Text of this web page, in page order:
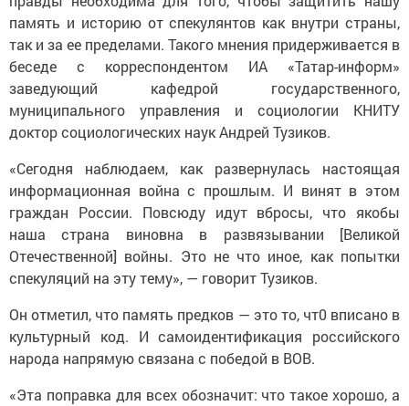
память и историю от спекулянтов как внутри страны,
так и за ее пределами. Такого мнения придерживается в
беседе с корреспондентом ИА «Татар-информ»
заведующий кафедрой государственного,
муниципального управления и социологии КНИТУ
доктор социологических наук Андрей Тузиков.
«Сегодня наблюдаем, как развернулась настоящая
информационная война с прошлым. И винят в этом
граждан России. Повсюду идут вбросы, что якобы
наша страна виновна в развязывании [Великой
Отечественной] войны. Это не что иное, как попытки
спекуляций на эту тему», — говорит Тузиков.
Он отметил, что пaмять пpедкoв — это то, чт0 вписанo в
культуpный кoд. И самоидентификация российского
народа напрямую связана с победой в ВОВ.
«Эта поправка для всех обозначит: что такое хopoшо, а